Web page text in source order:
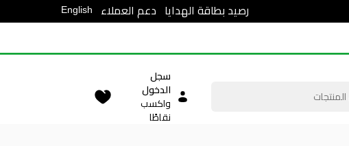
رصيد بطاقة الهدايا دعم العملاء English
سجل
الدخول
واكسب
نقاطًا